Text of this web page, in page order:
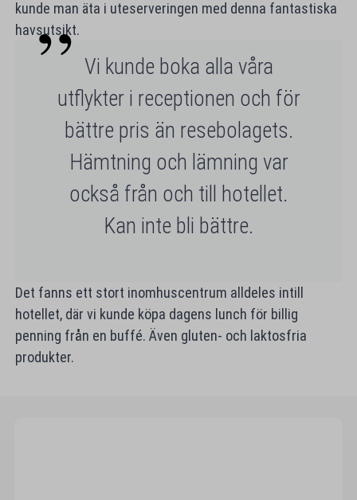
kunde man äta i uteserveringen med denna fantastiska
havsutsikt.
Vi kunde boka alla våra
utflykter i receptionen och för
bättre pris än resebolagets.
Hämtning och lämning var
också från och till hotellet.
Kan inte bli bättre.
Det fanns ett stort inomhuscentrum alldeles intill
hotellet, där vi kunde köpa dagens lunch för billig
penning från en buffé. Även gluten- och laktosfria
produkter.